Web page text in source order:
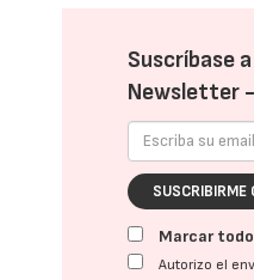
Suscríbase
Newsletter -
SUSCRIBIRME
Marcar
Autorizo el